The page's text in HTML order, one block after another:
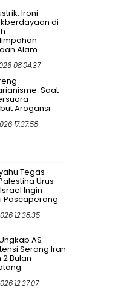
Ironi
di
Alam
08:04:37
Saat
Arogansi
17:37:58
Tegas
Urus
Ingin
Pascaperang
12:38:35
AS
Serang Iran
Bulan
12:37:07